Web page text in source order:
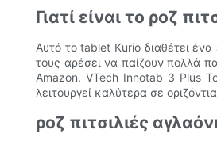
Γιατί είναι το ροζ
Αυτό το tablet Kurio διαθέτει
τους αρέσει να παίζουν πολλά
Amazon. VTech Innotab 3 Plus
λειτουργεί καλύτερα σε
ροζ πιτσιλιές